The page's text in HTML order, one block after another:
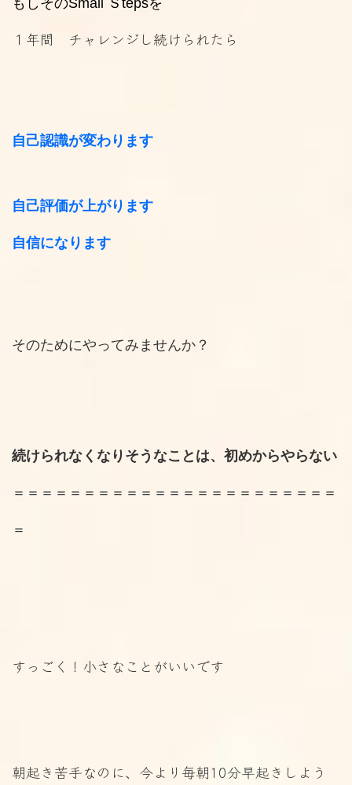
もしそのSmall Ｓtepsを
１年間 チャレンジし続けられたら
自己認識が変わります
自己評価が上がります
自信になります
そのためにやってみませんか？
続けられなくなりそうなことは、初めからやらない
＝＝＝＝＝＝＝＝＝＝＝＝＝＝＝＝＝＝＝＝＝＝＝
＝
すっごく！小さなことがいいです
朝起き苦手なのに、今より毎朝10分早起きしよう